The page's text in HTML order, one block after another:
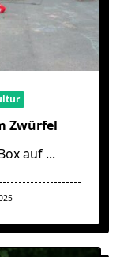
Zwürfel
auf ...